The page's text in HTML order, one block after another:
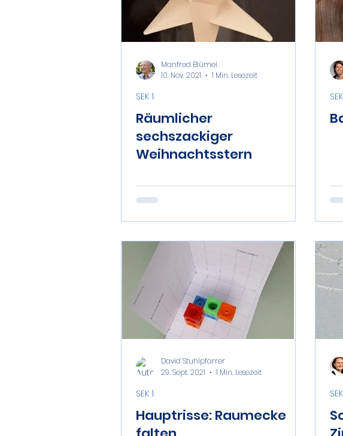
Räumlicher
sechszackiger
Weihnachtsstern
SEK 1
Manfred Blümel
10. Nov. 2021
1 Min. Lesezeit
Hauptrisse: Raumecke
SEK 1
David Stuhlpfarrer
29. Sept. 2021
1 Min. Lesezeit